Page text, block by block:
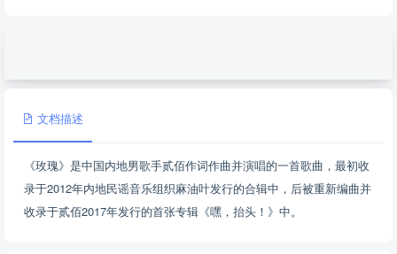
文档描述
《玫瑰》是中国内地男歌手贰佰作词作曲并演唱的一首歌曲，最初收
录于2012年内地民谣音乐组织麻油叶发行的合辑中，后被重新编曲并
收录于贰佰2017年发行的首张专辑《嘿，抬头！》中。